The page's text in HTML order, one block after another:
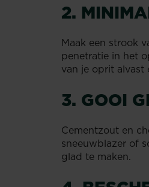
2.
Maak een strook
penetratie in het
van je oprit alvast
3. GOOI
Cementzout en
sneeuwblazer of
glad te maken.